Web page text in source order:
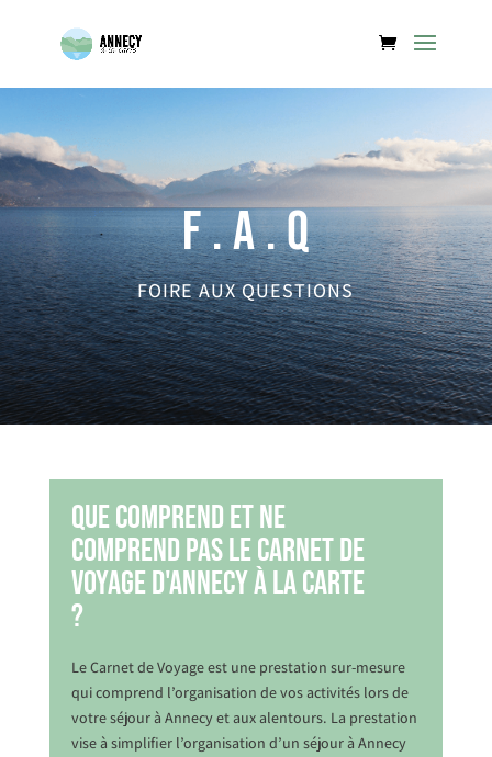
F . A . Q
FOIRE AUX QUESTIONS
Que comprend et ne
comprend pas le Carnet de
Voyage d'Annecy à la carte
?
Le Carnet de Voyage est une prestation sur-mesure
qui comprend l’organisation de vos activités lors de
votre séjour à Annecy et aux alentours. La prestation
vise à simplifier l’organisation d’un séjour à Annecy